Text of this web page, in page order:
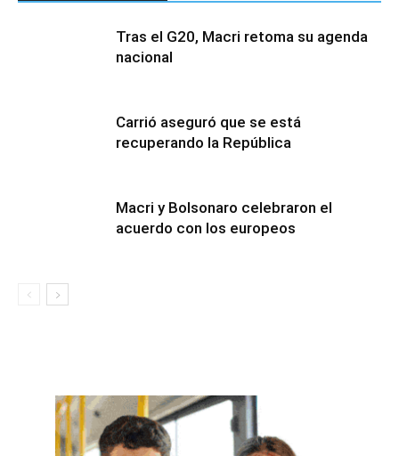
Tras el G20, Macri retoma su agenda
nacional
Carrió aseguró que se está
recuperando la República
Macri y Bolsonaro celebraron el
acuerdo con los europeos